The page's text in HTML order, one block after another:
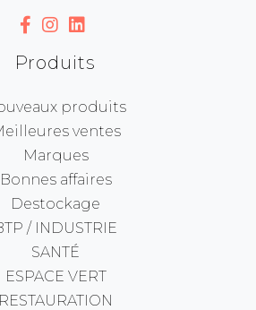
Produits
produits
ventes
Marques
Bonnes affaires
Destockage
/ INDUSTRIE
SANTÉ
ESPACE VERT
RESTAURATION